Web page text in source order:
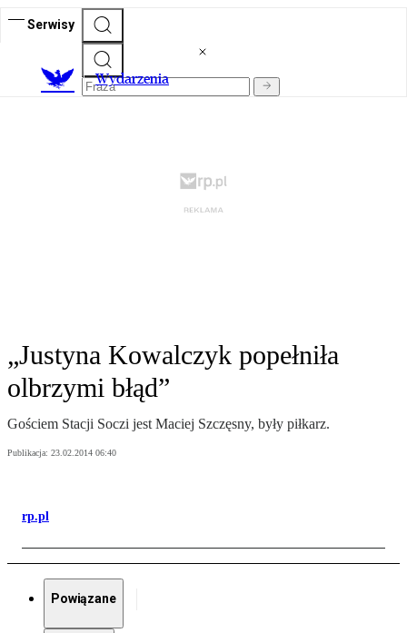
Serwisy
Wydarzenia
„Justyna Kowalczyk popełniła
olbrzymi błąd”
Gościem Stacji Soczi jest Maciej Szczęsny, były piłkarz.
Publikacja: 23.02.2014 06:40
rp.pl
Powiązane